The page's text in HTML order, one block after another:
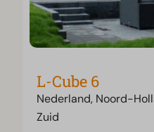
L-Cube 6
Nederland, Noord-
Zuid